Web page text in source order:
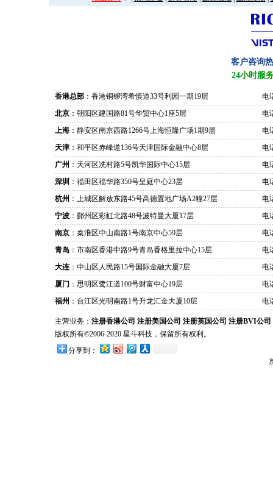
客户咨询
24小时服
香港总部 ：香港铜锣湾希慎道33号利园一期19层
电
北京 ：朝阳区建国路81号华贸中心1座5层
电
上海 ：静安区南京西路1266号上海恒隆广场1期9层
电
天津 ：和平区赤峰道136号天津国际金融中心8层
电
广州 ：天河区冼村路5号凯华国际中心15层
电
深圳 ：福田区福华路350号皇庭中心23层
电
杭州 ：上城区解放东路45号高德置地广场A2幢27层
电
宁波 ：鄞州区彩虹北路48号波特曼大厦17层
电
南京 ：秦淮区中山南路1号南京中心59层
电
青岛 ：市南区香港中路9号青岛香格里拉中心15层
电
大连 ：中山区人民路15号国际金融大厦7层
电
厦门 ：思明区鹭江道100号财富中心19层
电
福州 ：台江区光明南路1号升龙汇金大厦10层 电
主营业务： 注册香港公司 注册美国公司 注册英国公司 注册BVI公司
版权所有©2006-2020 星斗科技，保留所有权利。
分享到：